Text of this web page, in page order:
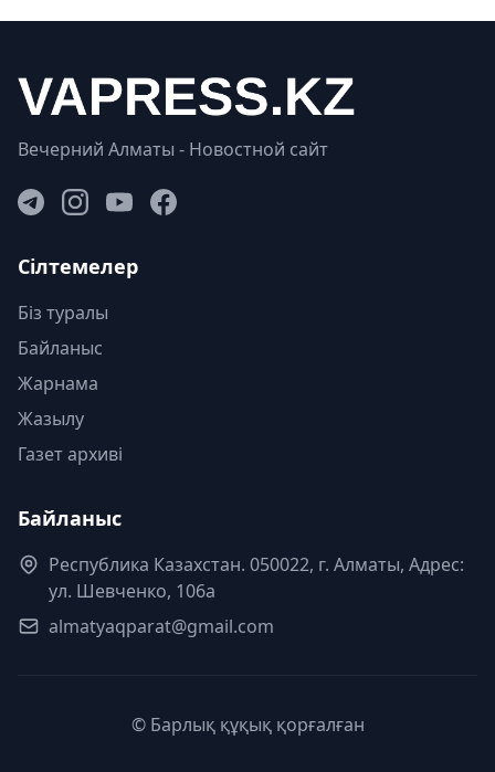
Вечерний Алматы - Новостной сайт
Сілтемелер
Біз туралы
Байланыс
Жарнама
Жазылу
Газет архиві
Байланыс
Республика Казахстан. 050022, г. Алматы, Адрес:
ул. Шевченко, 106а
almatyaqparat@gmail.com
© Барлық құқық қорғалған